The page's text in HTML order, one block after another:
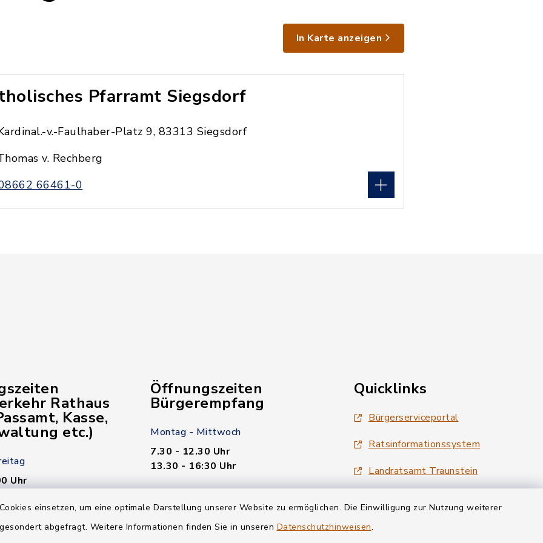
einsetzen, um eine optimale Darstellung unserer Website zu ermöglichen. Die Einwilligung zur Nutzung weiterer
abgefragt. Weitere Informationen finden Sie in unseren Datenschutzhinweisen.
In Karte anzeigen
Pfarramt Siegsdorf
v.-Faulhaber-Platz 9, 83313 Siegsdorf
v. Rechberg
66461-0
Rathaus
Kasse,
etc.)
Uhr
Uhr
Öffnungszeiten
Bürgerempfang
Montag - Mittwoch
7.30 - 12.30 Uhr
13.30 - 16:30 Uhr
7.30 - 12.30 Uhr
13.30 - 18.00 Uhr
Quicklinks
Bürgerserviceportal
Ratsinformationssystem
Landratsamt Traunstein
Wirtschaftsregion Chiemgau